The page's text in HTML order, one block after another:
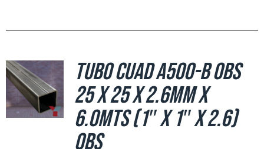
Tubo Cuad A500-B OBS
25 x 25 x 2.6mm x
6.0mts (1″ x 1″ x 2.6)
OBS